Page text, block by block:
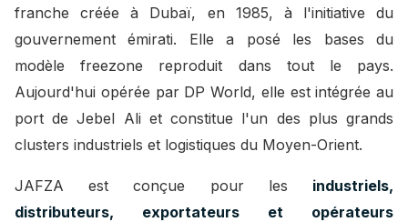
franche créée à Dubaï, en 1985, à l'initiative du
gouvernement émirati. Elle a posé les bases du
modèle freezone reproduit dans tout le pays.
Aujourd'hui opérée par DP World, elle est intégrée au
port de Jebel Ali et constitue l'un des plus grands
clusters industriels et logistiques du Moyen-Orient.
JAFZA est conçue pour les industriels,
distributeurs, exportateurs et opérateurs